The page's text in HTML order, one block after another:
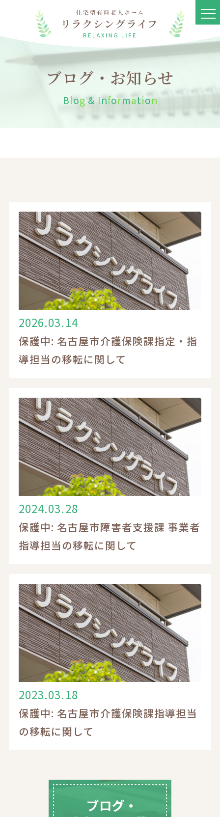
ブログ・お知らせ
Blog & Information
2026.03.14
保護中: 名古屋市介護保険課指定・指
導担当の移転に関して
2024.03.28
保護中: 名古屋市障害者支援課 事業者
指導担当の移転に関して
2023.03.18
保護中: 名古屋市介護保険課指導担当
の移転に関して
お知らせ
入居案内
採用情報
電話でのお問い合わせ
0120-17-6548
受付時間 9：00～18：00
お問い合わせフォーム
求人応募・見学についてはこちら